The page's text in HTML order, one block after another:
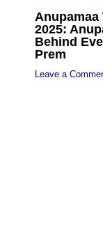
Anupamaa
2025:
Behind
Prem
Leave a